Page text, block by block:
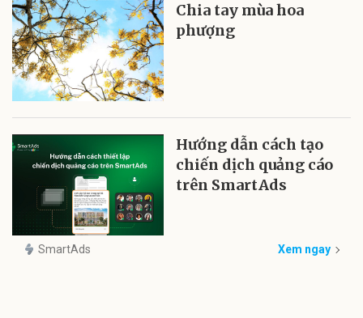
Chia tay mùa hoa
phượng
Hướng dẫn cách tạo
chiến dịch quảng cáo
trên SmartAds
SmartAds Xem ngay